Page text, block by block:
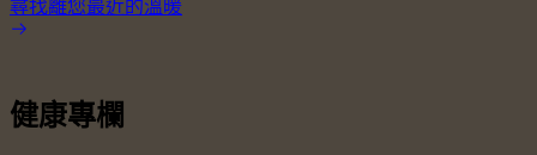
尋找離您最近的溫暖
健康專欄